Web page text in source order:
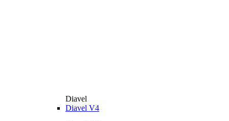
Diavel
Diavel V4